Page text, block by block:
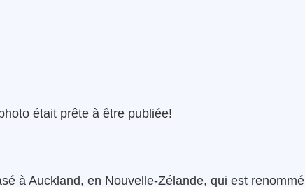
était prête à être publiée!
à Auckland, en Nouvelle-Zélande, qui est renommé